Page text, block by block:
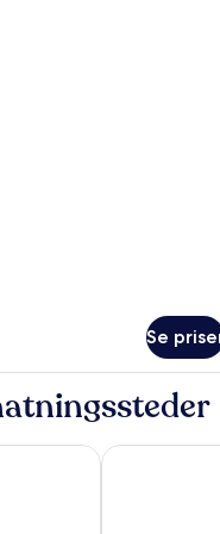
Se
Courtyard by